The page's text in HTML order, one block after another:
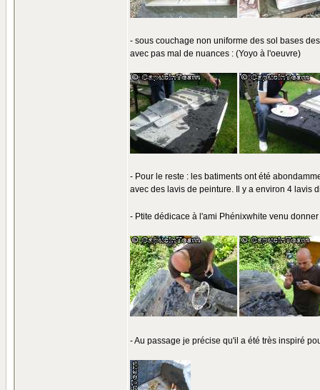
- sous couchage non uniforme des sol bases
avec pas mal de nuances : (Yoyo à l'oeuvre)
- Pour le reste : les batiments ont été
avec des lavis de peinture. Il y a environ 4 lavis
- Ptite dédicace à l'ami Phénixwhite venu
- Au passage je précise qu'il a été très inspiré